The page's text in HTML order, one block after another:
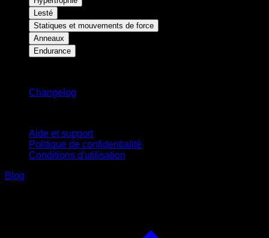
Lesté
Statiques et mouvements de force
Anneaux
Endurance
Changelog
Aide et support
Politique de confidentialité
Conditions d'utilisation
Blog